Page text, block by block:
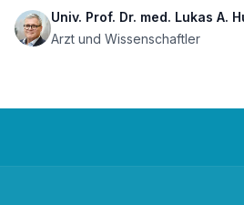
Univ. Prof. Dr. med. Lukas A.
Arzt und Wissenschaftler